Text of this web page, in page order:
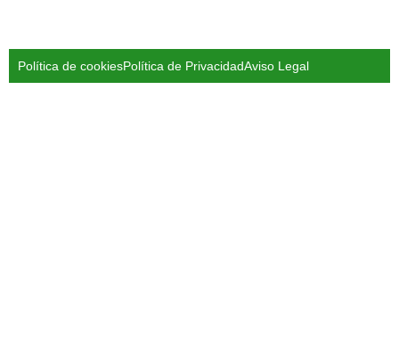
Política de cookiesPolítica de PrivacidadAviso Legal